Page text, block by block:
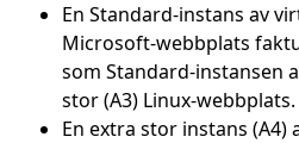
En Standard-instans av
Microsoft-webbplats
som Standard-instansen
stor (A3) Linux-webbplats.
En extra stor instans (A4)